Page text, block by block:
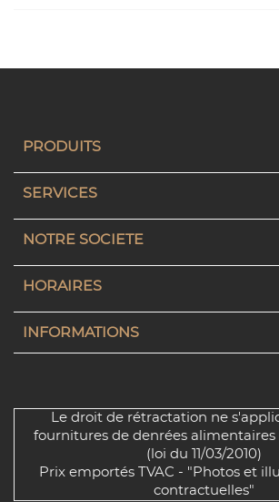
PRODUITS
SERVICES
NOTRE SOCIETE
HORAIRES
INFORMATIONS
Le droit de rétractation ne
fournitures de denrées alimentaires
(loi du 11/03/2010)
Prix emportés TVAC - "Photos et
contractuelles"